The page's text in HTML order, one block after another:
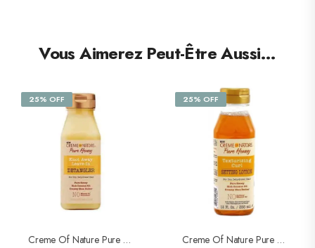
Vous Aimerez Peut-Être Aussi…
25% OFF
Creme Of Nature Pure Honey Démêlant Knot Away « DETANGLER » 236ml
25% OFF
Creme Of Nature Pure Honey Setting Lotion